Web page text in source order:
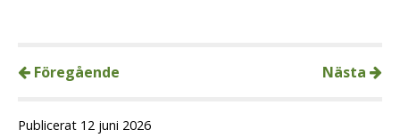
Föregående Nästa
Publicerat 12 juni 2026